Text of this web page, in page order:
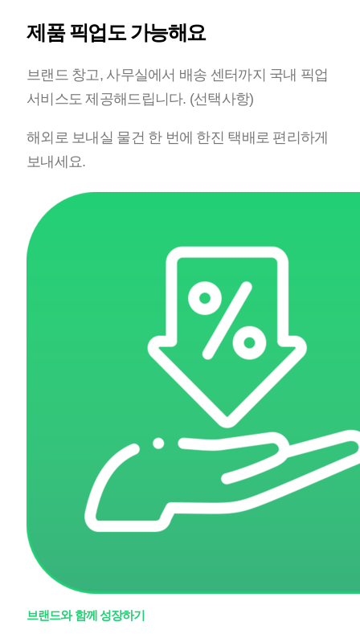
제품 픽업도 가능해요
브랜드 창고, 사무실에서 배송 센터까지 국내 픽업
서비스도 제공해드립니다. (선택사항)
해외로 보내실 물건 한 번에 한진 택배로 편리하게
보내세요.
브랜드와 함께 성장하기